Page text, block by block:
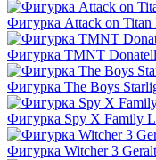
Фигурка Attack on Titan
Фигурка TMNT
Фигурка The Boys
Фигурка Spy X Family
Фигурка Witcher 3